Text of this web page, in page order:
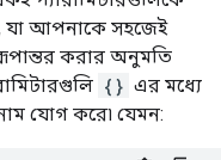
আপনাকে সহজেই
করার অনুমতি
{} এর মধ্যে
যোগ করে৷ যেমন: